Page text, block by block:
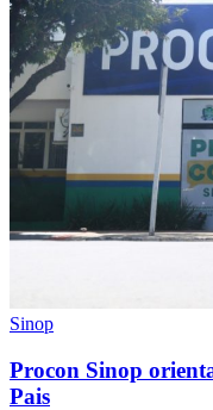
Sinop
Procon Sinop
Pais